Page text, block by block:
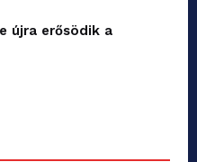
újra erősödik a